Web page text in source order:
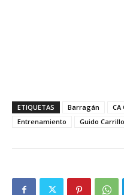
ETIQUETAS Barragán CA
Entrenamiento
Guido Carrillo